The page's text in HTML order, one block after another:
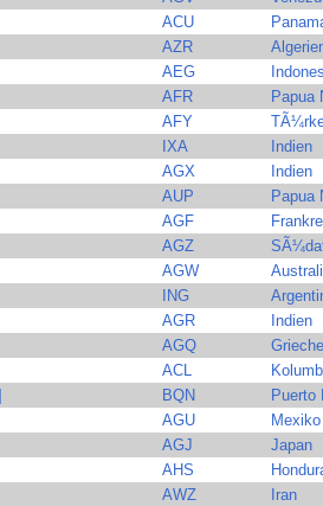
ACU
AZR
AEG
AFR
Papua
AFY
IXA
Indien
AGX
Indien
AUP
Papua
AGF
AGZ
AGW
ING
AGR
Indien
AGQ
ACL
BQN
Puerto
AGU
Mexiko
AGJ
Japan
AHS
AWZ
Iran